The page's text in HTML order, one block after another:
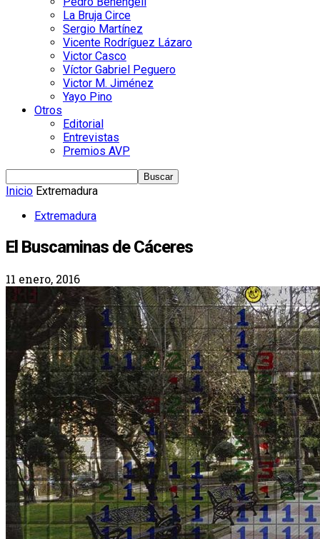
La Bruja Circe
Sergio Martínez
Vicente Rodríguez Lázaro
Victor Casco
Víctor Gabriel Peguero
Victor M. Jiménez
Yayo Pino
Otros
Editorial
Entrevistas
Premios AVP
Inicio Extremadura
Extremadura
El Buscaminas de Cáceres
11 enero, 2016